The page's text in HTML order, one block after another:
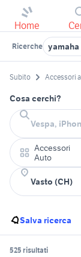
Home
Ricerche
Subito Accessori
Cosa cerchi?
Accessori
Auto
Salva ricerca
525 risultati